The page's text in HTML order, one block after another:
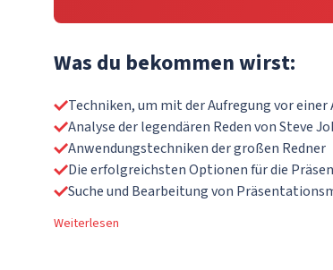
Was du bekommen wirst:
Techniken, um mit der Aufregung vor
Analyse der legendären Reden von Steve
Anwendungstechniken der großen Redner
Die erfolgreichsten Optionen für die
Suche und Bearbeitung von
Weiterlesen